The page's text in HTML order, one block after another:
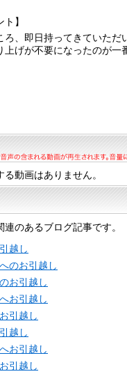
】
、即日持ってきていただ
げが不要になったのが一
動画はありません。
連のあるブログ記事です。
越し
のお引越し
お引越し
お引越し
引越し
越し
お引越し
引越し